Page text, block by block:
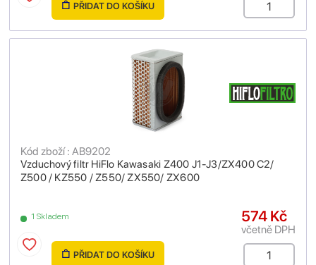
PŘIDAT DO KOŠÍKU
Vzduchový filtr HiFlo Kawasaki Z400 J1-J3/ZX400 C2/
Z500 / KZ550 / Z550/ ZX550/ ZX600
Kód zboží : AB9202
1 Skladem 574 Kč
včetně DPH
PŘIDAT DO KOŠÍKU